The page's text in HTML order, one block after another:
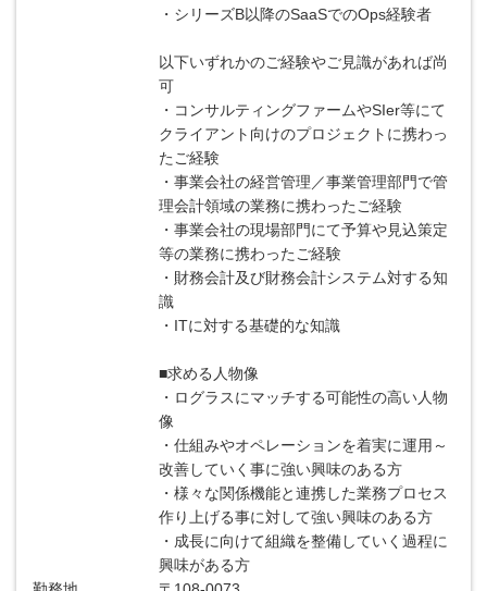
・シリーズB以降のSaaSでのOps経験者
以下いずれかのご経験やご見識があれば尚
可
・コンサルティングファームやSIer等にて
クライアント向けのプロジェクトに携わっ
たご経験
・事業会社の経営管理／事業管理部門で管
理会計領域の業務に携わったご経験
・事業会社の現場部門にて予算や見込策定
等の業務に携わったご経験
・財務会計及び財務会計システム対する知
識
・ITに対する基礎的な知識
■求める人物像
・ログラスにマッチする可能性の高い人物
像
・仕組みやオペレーションを着実に運用～
改善していく事に強い興味のある方
・様々な関係機能と連携した業務プロセス
作り上げる事に対して強い興味のある方
・成長に向けて組織を整備していく過程に
興味がある方